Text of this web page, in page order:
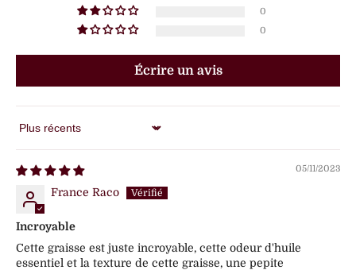
0
0
Écrire un avis
Sort by
05/11/2023
France Raco
Incroyable
Cette graisse est juste incroyable, cette odeur d'huile
essentiel et la texture de cette graisse, une pepite